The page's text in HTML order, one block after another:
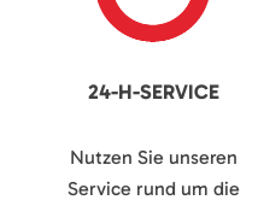
24-H-SERVICE
Nutzen Sie unseren
Service rund um die